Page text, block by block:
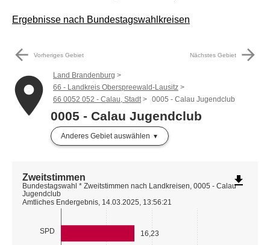
Ergebnisse nach Bundestagswahlkreisen
arrow_back Vorheriges Gebiet Nächstes Gebiet arrow_forward
place
Land Brandenburg
66 - Landkreis Oberspreewald-Lausitz
66 0052 052 - Calau, Stadt
0005 - Calau Jugendclub
0005 - Calau Jugendclub
Anderes Gebiet auswählen
SPD 16,23
Zweitstimmen
Bundestagswahl * Zweitstimmen nach Landkreisen, 0005 - Calau
Jugendclub
Amtliches Endergebnis, 14.03.2025, 13:56:21
file_download